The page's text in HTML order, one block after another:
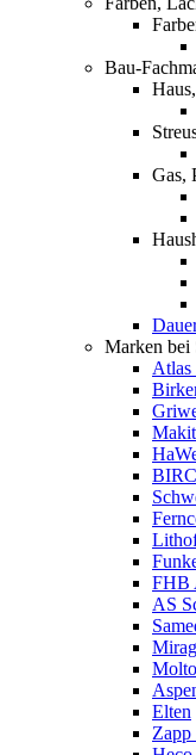
Bau-
Gas,
Marken
Atlas
FHB
AS
Molto
Elten
Zapp